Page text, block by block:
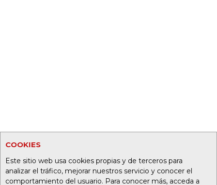
COOKIES
Este sitio web usa cookies propias y de terceros para
analizar el tráfico, mejorar nuestros servicio y conocer el
comportamiento del usuario. Para conocer más, acceda a